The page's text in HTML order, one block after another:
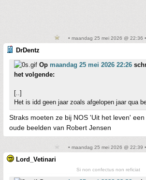
• maandag 25 mei 2026 @ 22:36
DrDentz
Op maandag 25 mei 2026 22:26
het volgende:
[..]
Het is idd geen jaar zoals afgelopen jaar qua
Straks moeten ze bij NOS 'Uit het leven'
oude beelden van Robert Jensen
• maandag 25 mei 2026 @ 22:39
Lord_Vetinari
Si non confectus non reficiat